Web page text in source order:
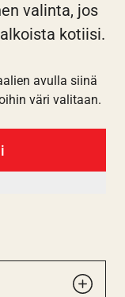
valinta, jos
kotiisi.
avulla siinä
väri valitaan.